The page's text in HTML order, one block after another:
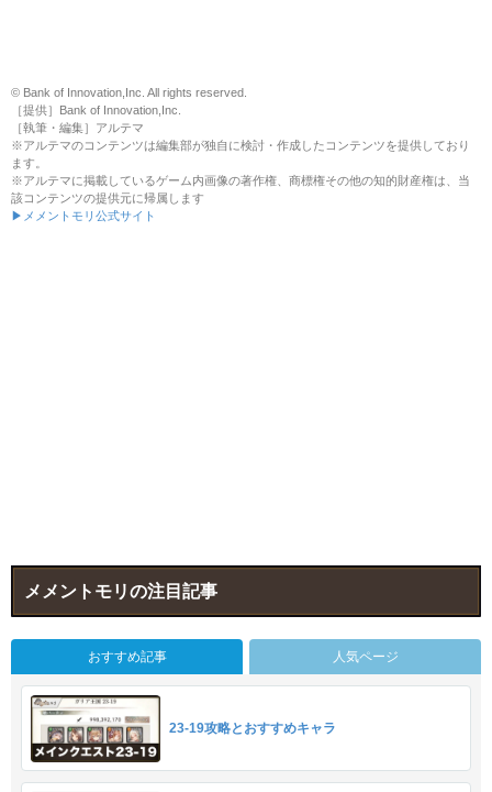
© Bank of Innovation,Inc. All rights reserved.
［提供］Bank of Innovation,Inc.
［執筆・編集］アルテマ
※アルテマのコンテンツは編集部が独自に検討・作成したコンテンツを提供しており
ます。
※アルテマに掲載しているゲーム内画像の著作権、商標権その他の知的財産権は、当
該コンテンツの提供元に帰属します
▶メメントモリ公式サイト
メメントモリの注目記事
おすすめ記事 人気ページ
23-19攻略とおすすめキャラ